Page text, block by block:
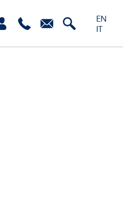
EN
IT